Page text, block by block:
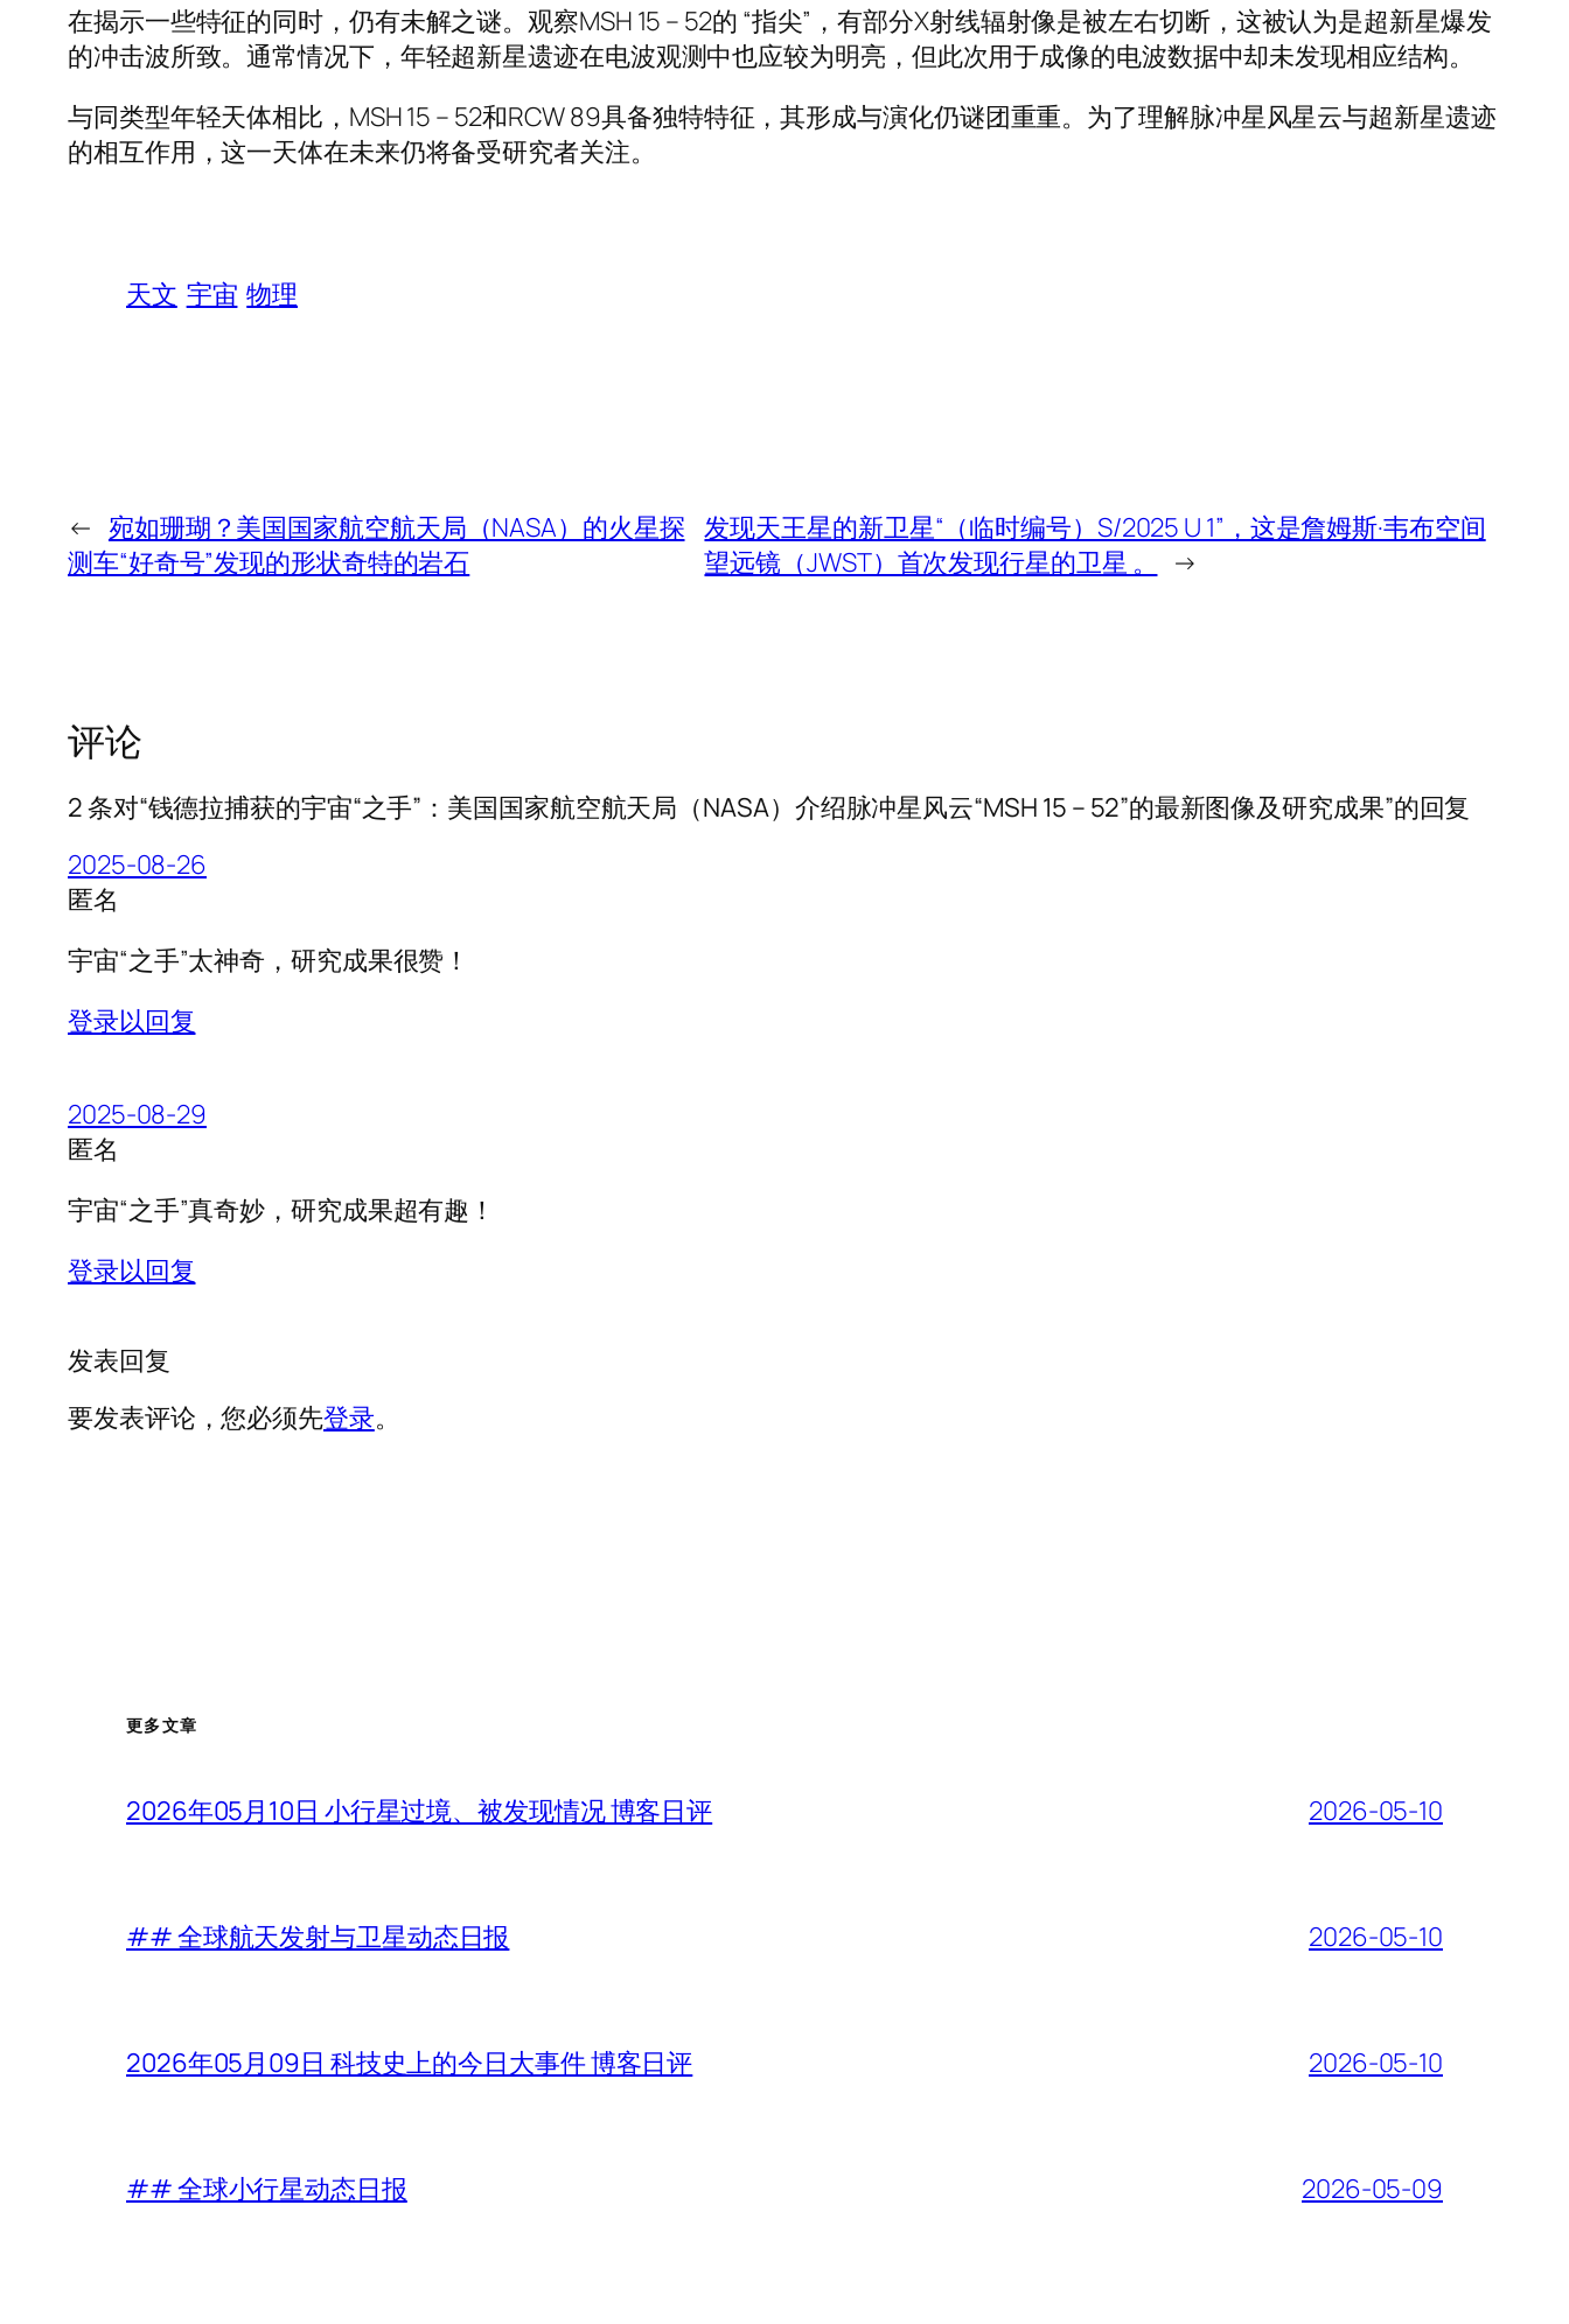
在揭示一些特征的同时，仍有未解之谜。观察MSH 15 – 52的 “指尖”，有部分X射线辐射像是被左右切断，这被认为是超新星爆发
的冲击波所致。通常情况下，年轻超新星遗迹在电波观测中也应较为明亮，但此次用于成像的电波数据中却未发现相应结构。
与同类型年轻天体相比，MSH 15 – 52和RCW 89具备独特特征，其形成与演化仍谜团重重。为了理解脉冲星风星云与超新星遗迹
的相互作用，这一天体在未来仍将备受研究者关注。
天文 宇宙 物理
← 宛如珊瑚？美国国家航空航天局（NASA）的火星探
测车“好奇号”发现的形状奇特的岩石
发现天王星的新卫星“（临时编号）S/2025 U 1”，这是詹姆斯·韦布空间
望远镜（JWST）首次发现行星的卫星 。
→
评论
2 条对“钱德拉捕获的宇宙“之手”：美国国家航空航天局（NASA）介绍脉冲星风云“MSH 15 – 52”的最新图像及研究成果”的回复
2025-08-26
匿名
宇宙“之手”太神奇，研究成果很赞！
登录以回复
2025-08-29
匿名
宇宙“之手”真奇妙，研究成果超有趣！
登录以回复
发表回复
要发表评论，您必须先登录。
更多文章
2026年05月10日 小行星过境、被发现情况 博客日评 2026-05-10
## 全球航天发射与卫星动态日报 2026-05-10
2026年05月09日 科技史上的今日大事件 博客日评 2026-05-10
## 全球小行星动态日报 2026-05-09